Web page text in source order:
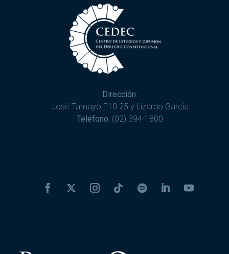
Dirección:
José Tamayo E10 25 y Lizardo García
Teléfono: (02) 394-1800